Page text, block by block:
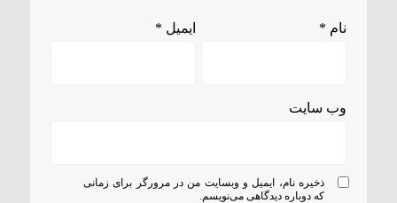
نام * ایمیل *
وب‌ سایت
ذخیره نام، ایمیل و وبسایت من در مرورگر برای زمانی
که دوباره دیدگاهی می‌نویسم.